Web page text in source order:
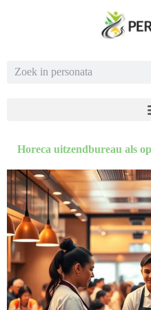
Horeca uitzendbureau als